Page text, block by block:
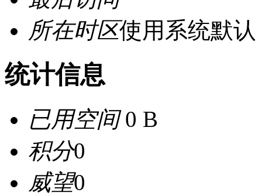
所在时区使用系统默认
统计信息
已用空间0 B
积分0
威望0